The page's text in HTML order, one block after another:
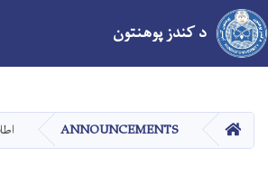
دانګل
د کندز پوهنتون
کور ANNOUNCEMENTS